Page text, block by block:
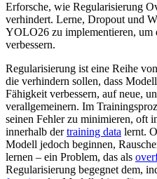
Erforsche, wie Regularisierung
verhindert. Lerne, Dropout und
YOLO26 zu implementieren, um
verbessern.
Regularisierung ist eine Reihe
die verhindern sollen, dass
Fähigkeit verbessern, auf neue,
verallgemeinern. Im
seinen Fehler zu minimieren, oft
innerhalb dertraining data lernt.
Modell jedoch beginnen,
lernen – ein Problem, das als
Regularisierung begegnet dem,